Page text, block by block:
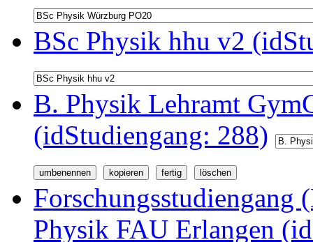
BSc Physik hhu v2
B. Physik Lehramt
(idStudiengang: 288)
Forschungsstudiengang
Physik FAU Erlangen